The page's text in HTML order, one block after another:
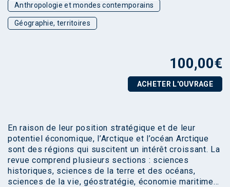
Anthropologie et mondes contemporains
Géographie, territoires
100,00€
ACHETER L'OUVRAGE
En raison de leur position stratégique et de leur
potentiel économique, l’Arctique et l’océan Arctique
sont des régions qui suscitent un intérêt croissant. La
revue comprend plusieurs sections : sciences
historiques, sciences de la terre et des océans,
sciences de la vie, géostratégie, économie maritime…